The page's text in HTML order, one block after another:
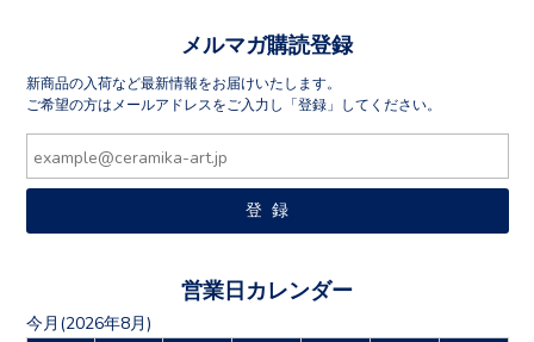
メルマガ購読登録
新商品の入荷など最新情報をお届けいたします。
ご希望の方はメールアドレスをご入力し「登録」してください。
営業日カレンダー
今月(2026年8月)